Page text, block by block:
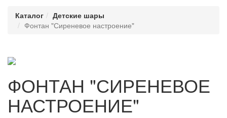
Каталог
Детские шары
Фонтан "Сиреневое настроение"
ФОНТАН "СИРЕНЕВОЕ
НАСТРОЕНИЕ"